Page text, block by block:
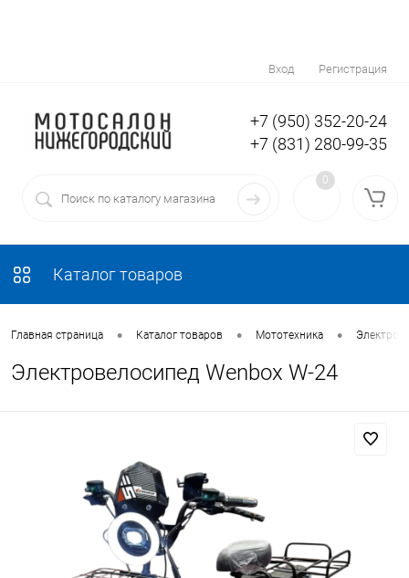
Вход Регистрация
+7 (950) 352-20-24
+7 (831) 280-99-35
0
Каталог товаров
Главная страница • Каталог товаров • Мототехника •
Электровелосипед Wenbox W-24